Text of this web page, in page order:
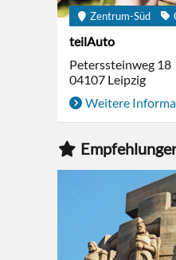
Zentrum-Süd
teilAuto
Peterssteinweg 18
04107 Leipzig
Weitere